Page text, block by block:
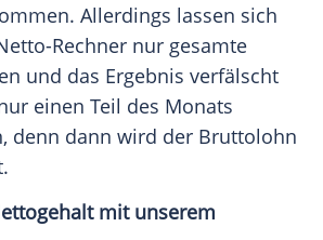
Allerdings lassen sich
Rechner nur gesamte
und das Ergebnis verfälscht
einen Teil des Monats
denn dann wird der Bruttolohn
mit unserem